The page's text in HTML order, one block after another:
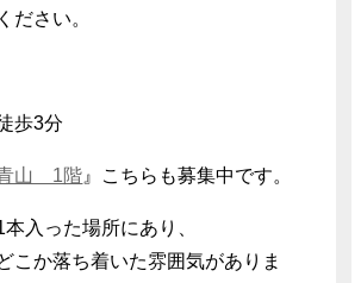
ださい。
歩3分
山 1階 』こちらも募集中です。
入った場所にあり、
こか落ち着いた雰囲気がありま